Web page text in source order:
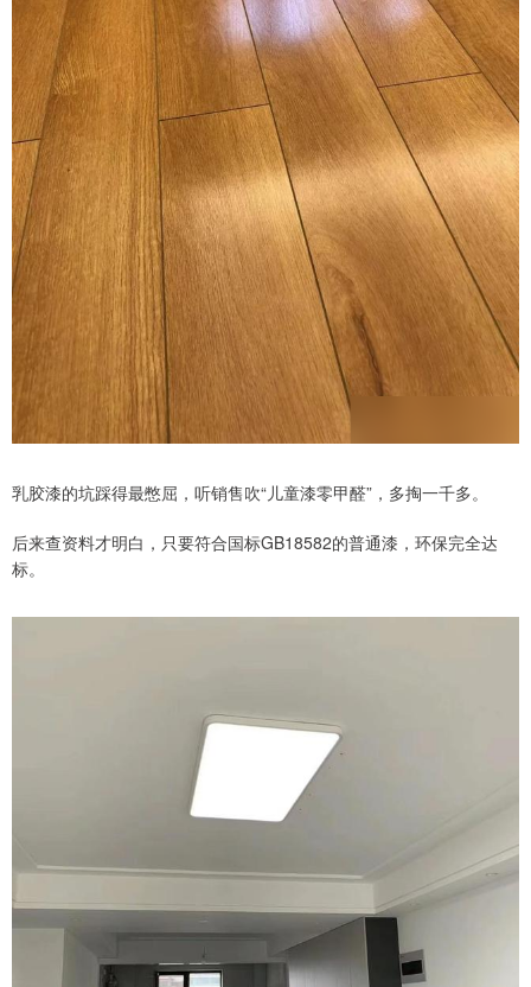
乳胶漆的坑踩得最憋屈，听销售吹“儿童漆零甲醛”，多掏一千多。
后来查资料才明白，只要符合国标GB18582的普通漆，环保完全达
标。